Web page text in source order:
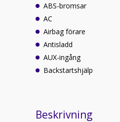
ABS-bromsar
AC
Airbag förare
Antisladd
AUX-ingång
Backstartshjälp
Beskrivning